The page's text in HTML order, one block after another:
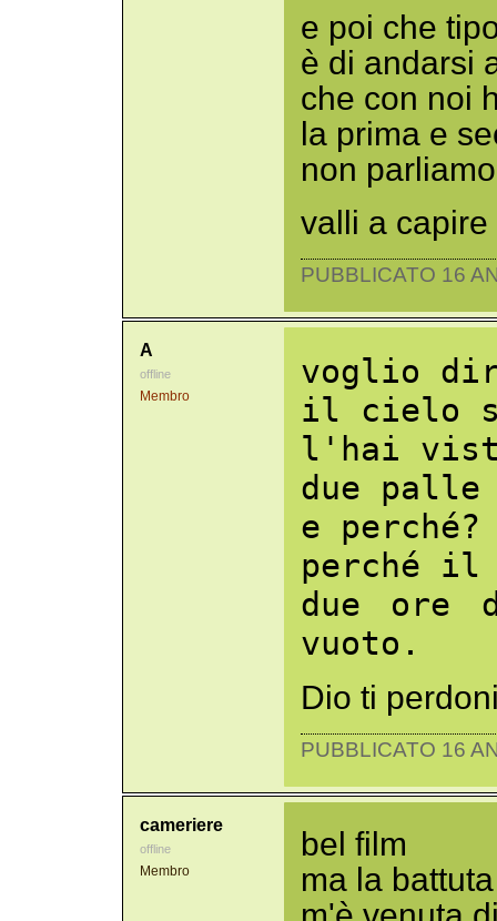
e poi che
è di andarsi
che con noi
la prima e
non
valli a
PUBBLICATO 16
A
offline
Membro
voglio
il cielo
l'hai
due
e perché?
perché il
due
vuoto.
Dio ti
PUBBLICATO 16
cameriere
offline
Membro
bel film
ma la battuta